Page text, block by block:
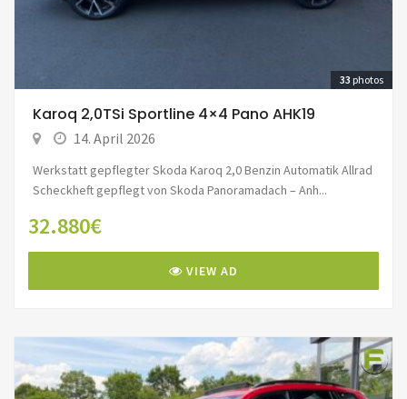
33 photos
Karoq 2,0TSi Sportline 4×4 Pano AHK19
14. April 2026
Werkstatt gepflegter Skoda Karoq 2,0 Benzin Automatik Allrad
Scheckheft gepflegt von Skoda Panoramadach – Anh...
32.880€
VIEW AD